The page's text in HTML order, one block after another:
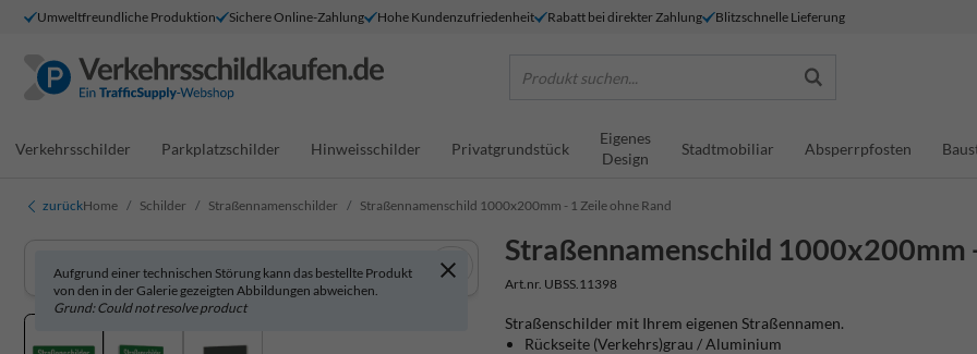
Umweltfreundliche Produktion Sichere Online-Zahlung Hohe Kundenzufriedenheit Rabatt bei direkter Zahlung Blitzschnelle Lieferung
Produkt suchen...
Verkehrsschilder Parkplatzschilder Hinweisschilder Privatgrundstück
Eigenes
Design
Stadtmobiliar Absperrpfosten
zurückHome Schilder Straßennamenschilder Straßennamenschild 1000x200mm - 1 Zeile ohne Rand
Straßennamenschild 1000x200mm
Art.nr. UBSS.11398
Aufgrund einer technischen Störung kann das bestellte Produkt
von den in der Galerie gezeigten Abbildungen abweichen.
Grund: Could not resolve product
Straßenschilder mit Ihrem eigenen Straßennamen.
Rückseite (Verkehrs)grau / Aluminium